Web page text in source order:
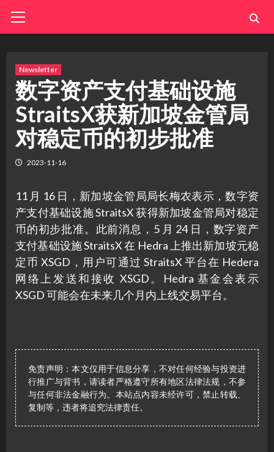
Menu
Newsletter
数字资产支付基础设施
StraitsX获新加坡金管局
对稳定币的初步批准
2023-11-16
11 月 16 日，新加坡金管局局长梅农表示，数字资
产支付基础设施 StraitsX 获得新加坡金管局对稳定
币的初步批准。此前消息，5 月 24 日，数字资产
支付基础设施 StraitsX 在 Hedra 上推出新加坡元稳
定币 XSGD，用户可通过 StraitsX 平台在 Hedera
网络上发送和接收 XSGD。Hedra 基金会表示
XSGD 可能会在未来几个月内上线交易平台。
免责声明：本文仅用于信息分享，不对任何经验与投资进
行推广与背书，请读者严格遵守所有地区法律法规，不参
与任何非法金融行为。本站点内容未经许可，禁止转载、
复制等，违者将追究法律责任。